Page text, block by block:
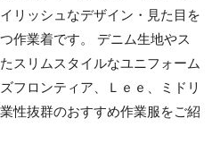
シャツ
リッシュなデザイン・見た目を
作業着です。 デニム生地やス
スリムスタイルなユニフォーム
フロンティア、Ｌｅｅ、ミドリ
性抜群のおすすめ作業服をご紹